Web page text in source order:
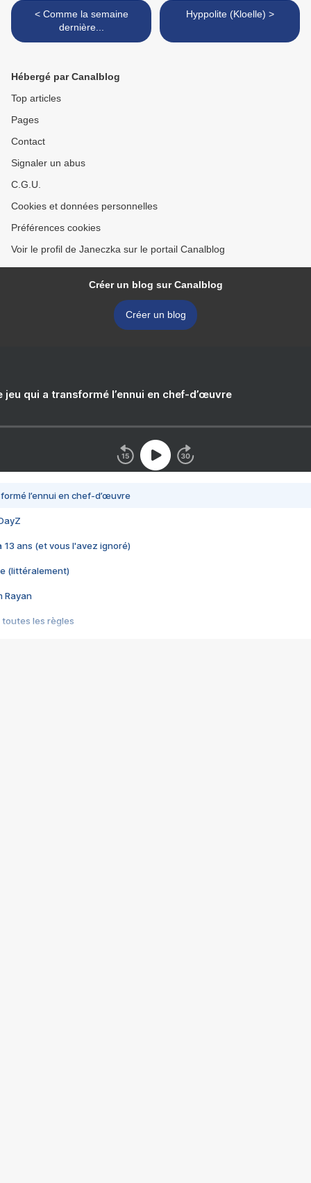
< Comme la semaine
dernière...
Hyppolite (Kloelle) >
Hébergé par Canalblog
Top articles
Pages
Contact
Signaler un abus
C.G.U.
Cookies et données personnelles
Préférences cookies
Voir le profil de Janeczka sur le portail Canalblog
Créer un blog sur Canalblog
Créer un blog
jeu qui a transformé l’ennui en chef-d’œuvre
l’ennui en chef-d’œuvre
13 ans (et vous l'avez ignoré)
(littéralement)
Rayan
toutes les règles